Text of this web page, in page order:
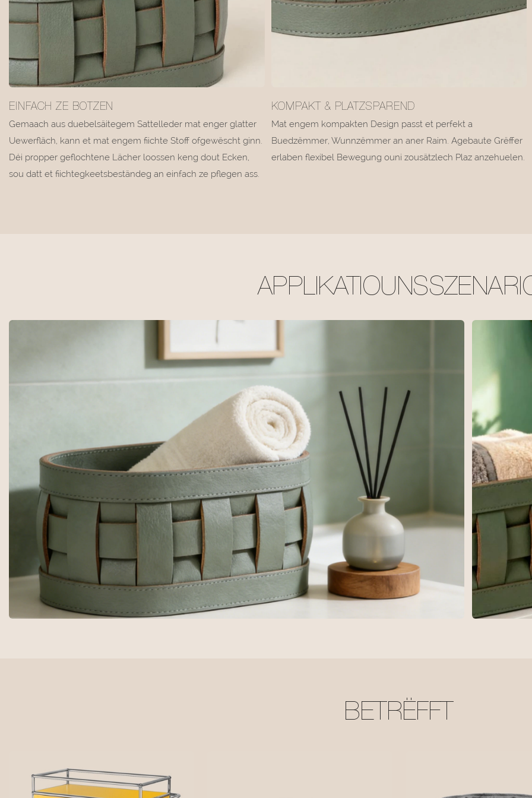
EINFACH ZE BOTZEN
Gemaach aus duebelsäitegem Sattelleder mat enger glatter
Uewerfläch, kann et mat engem fiichte Stoff ofgewëscht ginn.
Déi propper geflochtene Lächer loossen keng dout Ecken,
sou datt et fiichtegkeetsbeständeg an einfach ze pflegen ass.
KOMPAKT & PLATZSPAREND
Mat engem kompakten Design passt et perfekt a
Buedzëmmer, Wunnzëmmer an aner Raim. Agebaute Grëffer
erlaben flexibel Bewegung ouni zousätzlech Plaz anzehuelen.
BETRËFFT